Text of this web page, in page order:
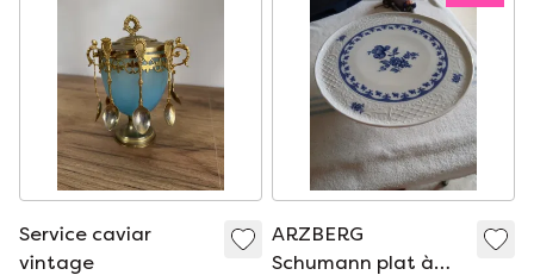
Service caviar
vintage
ARZBERG
Schumann plat à